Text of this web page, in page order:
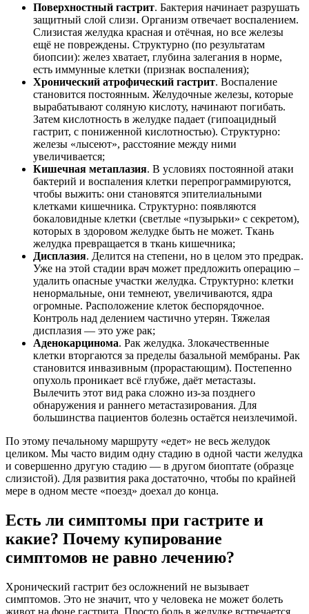
Поверхностный гастрит. Бактерия начинает разрушать
защитный слой слизи. Организм отвечает воспалением.
Слизистая желудка красная и отёчная, но все железы
ещё не повреждены. Структурно (по результатам
биопсии): желез хватает, глубина залегания в норме,
есть иммунные клетки (признак воспаления);
Хронический атрофический гастрит. Воспаление
становится постоянным. Желудочные железы, которые
вырабатывают соляную кислоту, начинают погибать.
Затем кислотность в желудке падает (гипоацидный
гастрит, с пониженной кислотностью). Структурно:
железы «лысеют», расстояние между ними
увеличивается;
Кишечная метаплазия. В условиях постоянной атаки
бактерий и воспаления клетки перепрограммируются,
чтобы выжить: они становятся эпителиальными
клетками кишечника. Структурно: появляются
бокаловидные клетки (светлые «пузырьки» с секретом),
которых в здоровом желудке быть не может. Ткань
желудка превращается в ткань кишечника;
Дисплазия. Делится на степени, но в целом это предрак.
Уже на этой стадии врач может предложить операцию –
удалить опасные участки желудка. Структурно: клетки
ненормальные, они темнеют, увеличиваются, ядра
огромные. Расположение клеток беспорядочное.
Контроль над делением частично утерян. Тяжелая
дисплазия — это уже рак;
Аденокарцинома. Рак желудка. Злокачественные
клетки вторгаются за пределы базальной мембраны. Рак
становится инвазивным (прорастающим). Постепенно
опухоль проникает всё глубже, даёт метастазы.
Вылечить этот вид рака сложно из-за позднего
обнаружения и раннего метастазирования. Для
большинства пациентов болезнь остаётся неизлечимой.
По этому печальному маршруту «едет» не весь желудок
целиком. Мы часто видим одну стадию в одной части желудка
и совершенно другую стадию — в другом биоптате (образце
слизистой). Для развития рака достаточно, чтобы по крайней
мере в одном месте «поезд» доехал до конца.
Есть ли симптомы при гастрите и
какие? Почему купирование
симптомов не равно лечению?
Хронический гастрит без осложнений не вызывает
симптомов. Это не значит, что у человека не может болеть
живот на фоне гастрита. Просто боль в желудке встречается